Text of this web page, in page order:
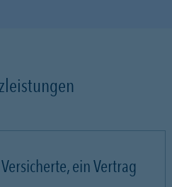
ein Vertrag